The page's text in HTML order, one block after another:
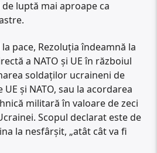
luptă mai aproape ca
pace, Rezoluția îndeamnă la
a NATO și UE în războiul
soldaților ucraineni de
și NATO, sau la acordarea
militară în valoare de zeci
Scopul declarat este de
la nesfârșit, „atât cât va fi